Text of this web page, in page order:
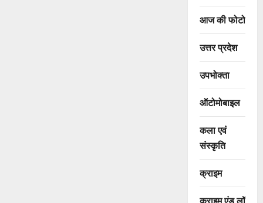
आज की फोटो
उत्तर प्रदेश
उपभोक्ता
ऑटोमोबाइल
कला एवं
संस्कृति
क्राइम